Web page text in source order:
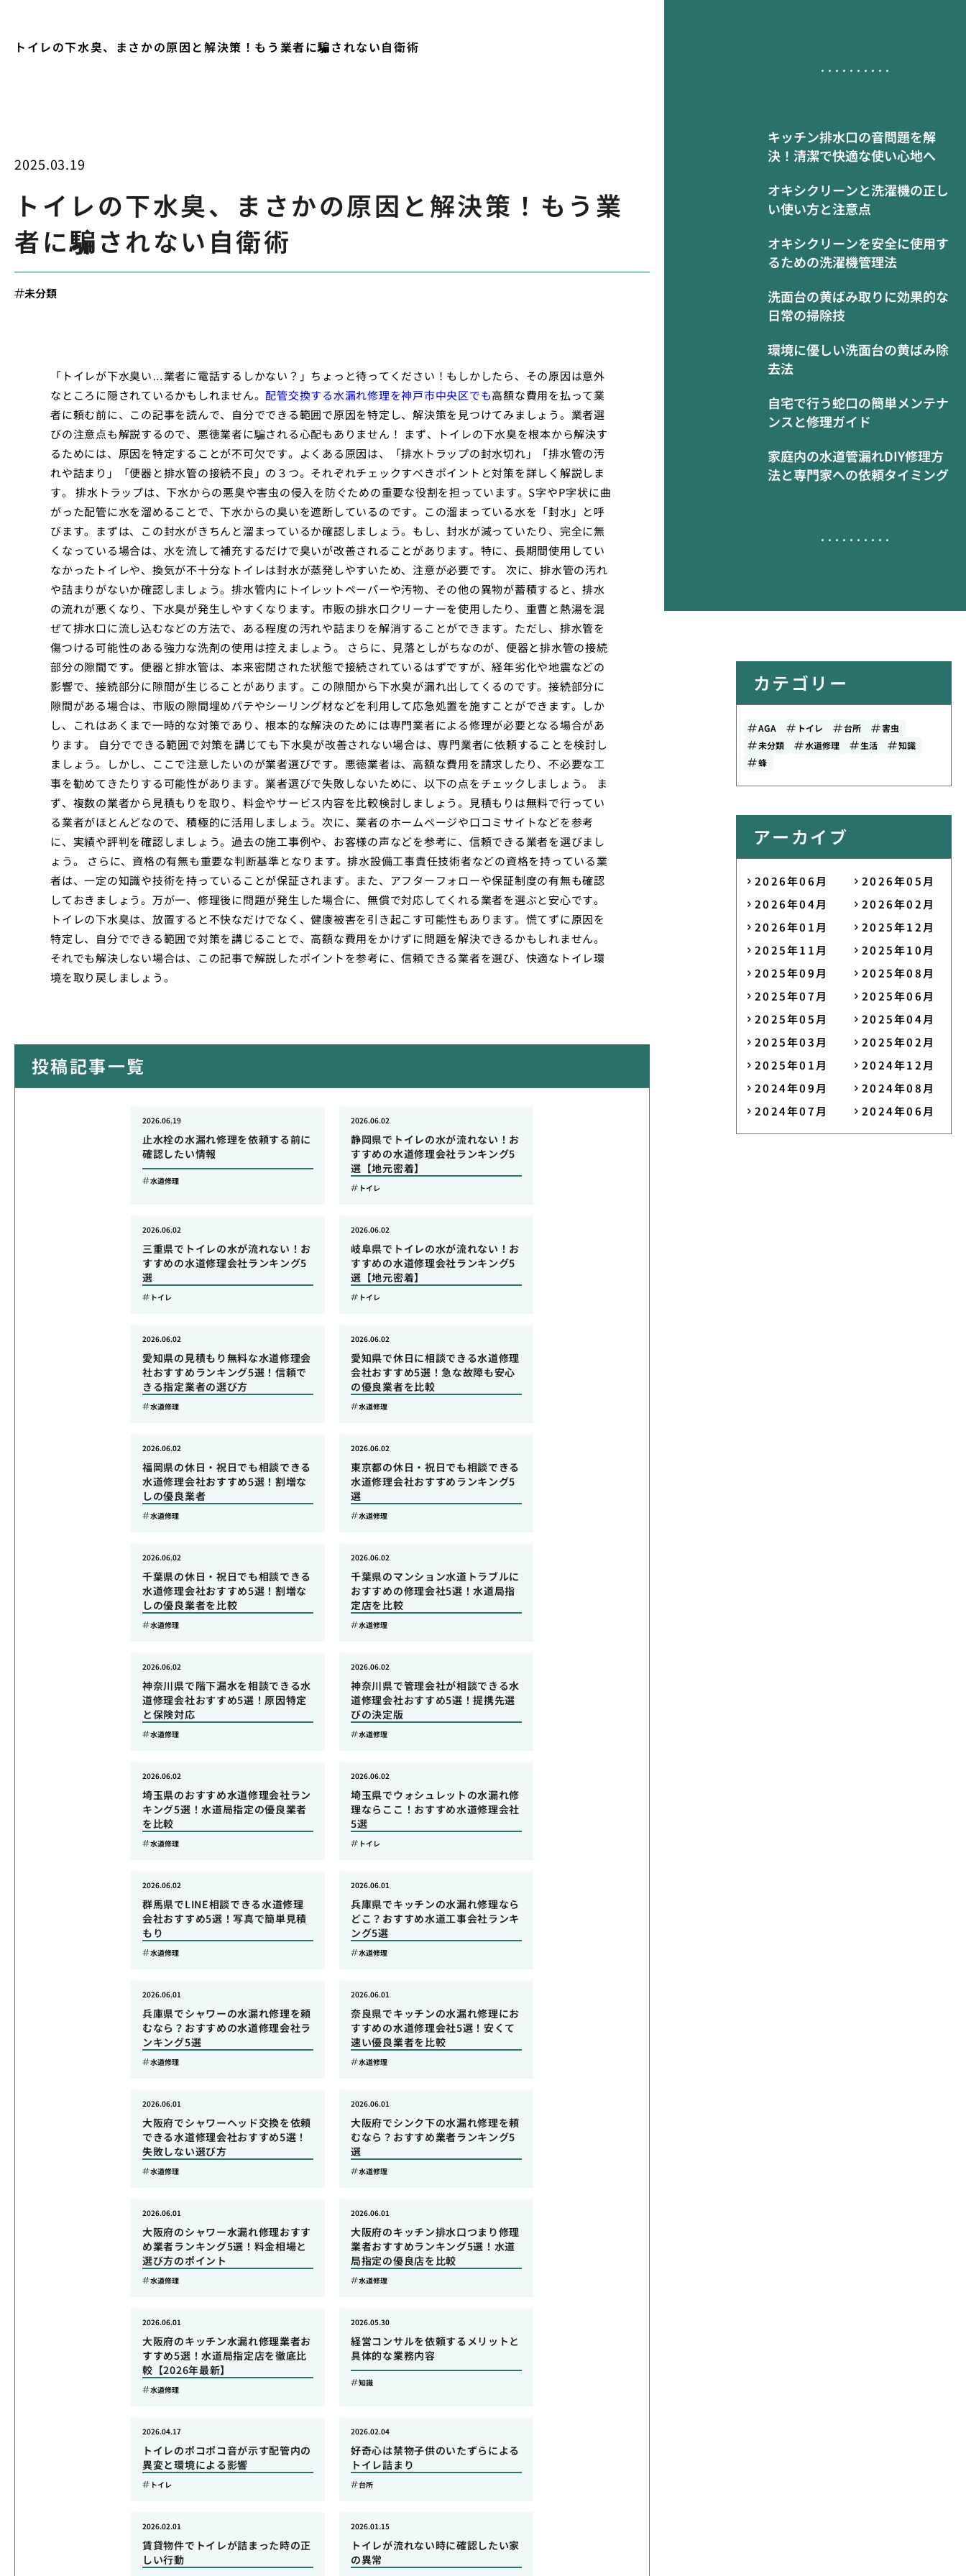
トイレの下水臭、まさかの原因と解決策！もう業者に騙されない自衛術
キッチン排水口の音問題を解
決！清潔で快適な使い心地へ
オキシクリーンと洗濯機の正し
い使い方と注意点
オキシクリーンを安全に使用す
るための洗濯機管理法
洗面台の黄ばみ取りに効果的な
日常の掃除技
環境に優しい洗面台の黄ばみ除
去法
自宅で行う蛇口の簡単メンテナ
ンスと修理ガイド
家庭内の水道管漏れDIY修理方
法と専門家への依頼タイミング
2025.03.19
トイレの下水臭、まさかの原因と解決策！もう業
者に騙されない自衛術
未分類
「トイレが下水臭い…業者に電話するしかない？」ちょっと待ってください！もしかしたら、その原因は意外
なところに隠されているかもしれません。配管交換する水漏れ修理を神戸市中央区でも高額な費用を払って業
者に頼む前に、この記事を読んで、自分でできる範囲で原因を特定し、解決策を見つけてみましょう。業者選
びの注意点も解説するので、悪徳業者に騙される心配もありません！ まず、トイレの下水臭を根本から解決す
るためには、原因を特定することが不可欠です。よくある原因は、「排水トラップの封水切れ」「排水管の汚
れや詰まり」「便器と排水管の接続不良」の３つ。それぞれチェックすべきポイントと対策を詳しく解説しま
す。 排水トラップは、下水からの悪臭や害虫の侵入を防ぐための重要な役割を担っています。S字やP字状に曲
がった配管に水を溜めることで、下水からの臭いを遮断しているのです。この溜まっている水を「封水」と呼
びます。まずは、この封水がきちんと溜まっているか確認しましょう。もし、封水が減っていたり、完全に無
くなっている場合は、水を流して補充するだけで臭いが改善されることがあります。特に、長期間使用してい
なかったトイレや、換気が不十分なトイレは封水が蒸発しやすいため、注意が必要です。 次に、排水管の汚れ
や詰まりがないか確認しましょう。排水管内にトイレットペーパーや汚物、その他の異物が蓄積すると、排水
の流れが悪くなり、下水臭が発生しやすくなります。市販の排水口クリーナーを使用したり、重曹と熱湯を混
ぜて排水口に流し込むなどの方法で、ある程度の汚れや詰まりを解消することができます。ただし、排水管を
傷つける可能性のある強力な洗剤の使用は控えましょう。 さらに、見落としがちなのが、便器と排水管の接続
部分の隙間です。便器と排水管は、本来密閉された状態で接続されているはずですが、経年劣化や地震などの
影響で、接続部分に隙間が生じることがあります。この隙間から下水臭が漏れ出してくるのです。接続部分に
隙間がある場合は、市販の隙間埋めパテやシーリング材などを利用して応急処置を施すことができます。しか
し、これはあくまで一時的な対策であり、根本的な解決のためには専門業者による修理が必要となる場合があ
ります。 自分でできる範囲で対策を講じても下水臭が改善されない場合は、専門業者に依頼することを検討し
ましょう。しかし、ここで注意したいのが業者選びです。悪徳業者は、高額な費用を請求したり、不必要な工
事を勧めてきたりする可能性があります。業者選びで失敗しないために、以下の点をチェックしましょう。 ま
ず、複数の業者から見積もりを取り、料金やサービス内容を比較検討しましょう。見積もりは無料で行ってい
る業者がほとんどなので、積極的に活用しましょう。次に、業者のホームページや口コミサイトなどを参考
に、実績や評判を確認しましょう。過去の施工事例や、お客様の声などを参考に、信頼できる業者を選びまし
ょう。 さらに、資格の有無も重要な判断基準となります。排水設備工事責任技術者などの資格を持っている業
者は、一定の知識や技術を持っていることが保証されます。また、アフターフォローや保証制度の有無も確認
しておきましょう。万が一、修理後に問題が発生した場合に、無償で対応してくれる業者を選ぶと安心です。
トイレの下水臭は、放置すると不快なだけでなく、健康被害を引き起こす可能性もあります。慌てずに原因を
特定し、自分でできる範囲で対策を講じることで、高額な費用をかけずに問題を解決できるかもしれません。
それでも解決しない場合は、この記事で解説したポイントを参考に、信頼できる業者を選び、快適なトイレ環
境を取り戻しましょう。
投稿記事一覧
止水栓の水漏れ修理を依頼する前に
確認したい情報
2026.06.19
水道修理
静岡県でトイレの水が流れない！お
すすめの水道修理会社ランキング5
選【地元密着】
2026.06.02
トイレ
三重県でトイレの水が流れない！お
すすめの水道修理会社ランキング5
選
2026.06.02
トイレ
岐阜県でトイレの水が流れない！お
すすめの水道修理会社ランキング5
選【地元密着】
2026.06.02
トイレ
愛知県の見積もり無料な水道修理会
社おすすめランキング5選！信頼で
きる指定業者の選び方
2026.06.02
水道修理
愛知県で休日に相談できる水道修理
会社おすすめ5選！急な故障も安心
の優良業者を比較
2026.06.02
水道修理
福岡県の休日・祝日でも相談できる
水道修理会社おすすめ5選！割増な
しの優良業者
2026.06.02
水道修理
東京都の休日・祝日でも相談できる
水道修理会社おすすめランキング5
選
2026.06.02
水道修理
千葉県の休日・祝日でも相談できる
水道修理会社おすすめ5選！割増な
しの優良業者を比較
2026.06.02
水道修理
千葉県のマンション水道トラブルに
おすすめの修理会社5選！水道局指
定店を比較
2026.06.02
水道修理
神奈川県で階下漏水を相談できる水
道修理会社おすすめ5選！原因特定
と保険対応
2026.06.02
水道修理
神奈川県で管理会社が相談できる水
道修理会社おすすめ5選！提携先選
びの決定版
2026.06.02
水道修理
埼玉県のおすすめ水道修理会社ラン
キング5選！水道局指定の優良業者
を比較
2026.06.02
水道修理
埼玉県でウォシュレットの水漏れ修
理ならここ！おすすめ水道修理会社
5選
2026.06.02
トイレ
群馬県でLINE相談できる水道修理
会社おすすめ5選！写真で簡単見積
もり
2026.06.02
水道修理
兵庫県でキッチンの水漏れ修理なら
どこ？おすすめ水道工事会社ランキ
ング5選
2026.06.01
水道修理
兵庫県でシャワーの水漏れ修理を頼
むなら？おすすめの水道修理会社ラ
ンキング5選
2026.06.01
水道修理
奈良県でキッチンの水漏れ修理にお
すすめの水道修理会社5選！安くて
速い優良業者を比較
2026.06.01
水道修理
大阪府でシャワーヘッド交換を依頼
できる水道修理会社おすすめ5選！
失敗しない選び方
2026.06.01
水道修理
大阪府でシンク下の水漏れ修理を頼
むなら？おすすめ業者ランキング5
選
2026.06.01
水道修理
大阪府のシャワー水漏れ修理おすす
め業者ランキング5選！料金相場と
選び方のポイント
2026.06.01
水道修理
大阪府のキッチン排水口つまり修理
業者おすすめランキング5選！水道
局指定の優良店を比較
2026.06.01
水道修理
大阪府のキッチン水漏れ修理業者お
すすめ5選！水道局指定店を徹底比
較【2026年最新】
2026.06.01
水道修理
経営コンサルを依頼するメリットと
具体的な業務内容
2026.05.30
知識
トイレのポコポコ音が示す配管内の
異変と環境による影響
2026.04.17
トイレ
好奇心は禁物子供のいたずらによる
トイレ詰まり
2026.02.04
台所
賃貸物件でトイレが詰まった時の正
しい行動
2026.02.01
トイレが流れない時に確認したい家
の異常
2026.01.15
カテゴリー
AGA トイレ 台所
害虫
未分類
水道修理 生活
知識
蜂
アーカイブ
2026年06月
2026年05月
2026年04月
2026年02月
2026年01月
2025年12月
2025年11月
2025年10月
2025年09月
2025年08月
2025年07月
2025年06月
2025年05月
2025年04月
2025年03月
2025年02月
2025年01月
2024年12月
2024年09月
2024年08月
2024年07月
2024年06月